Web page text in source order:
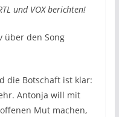
und VOX berichten!
über den Song
die Botschaft ist klar:
Antonja will mit
Mut machen,